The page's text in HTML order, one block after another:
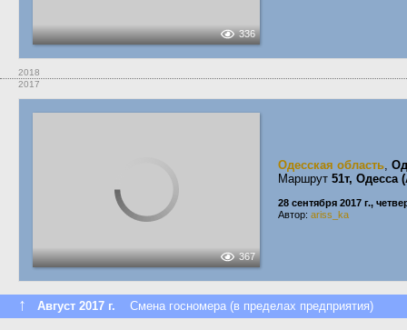
336
2018
2017
367
Одесская область,
Маршрут 51т,
28 сентября 2017 г.,
Автор: ariss_ka
↑ Август 2017 г. Смена госномера (в пределах предприятия)